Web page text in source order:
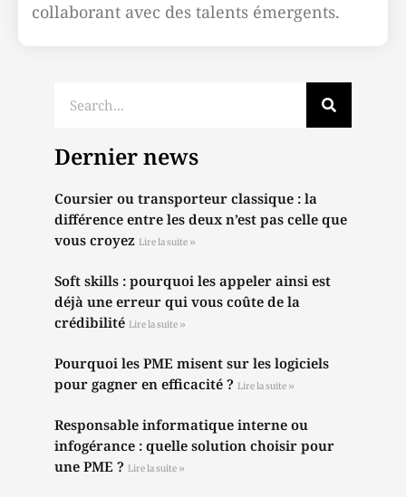
collaborant avec des talents émergents.
Dernier news
Coursier ou transporteur classique : la
différence entre les deux n’est pas celle que
vous croyez Lire la suite »
Soft skills : pourquoi les appeler ainsi est
déjà une erreur qui vous coûte de la
crédibilité Lire la suite »
Pourquoi les PME misent sur les logiciels
pour gagner en efficacité ? Lire la suite »
Responsable informatique interne ou
infogérance : quelle solution choisir pour
une PME ? Lire la suite »